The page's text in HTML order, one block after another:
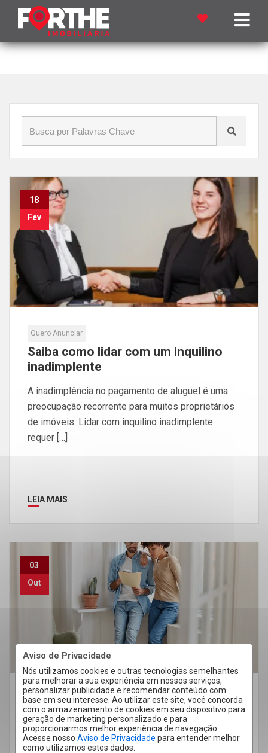
Início»Blog » Inquilino
Aviso de Privacidade
Nós utilizamos cookies e outras tecnologias semelhantes
para melhorar a sua experiência em nossos serviços,
personalizar publicidade e recomendar conteúdo com
base em seu interesse. Ao utilizar este site, você concorda
com o armazenamento de cookies em seu dispositivo para
geração de marketing personalizado e para
proporcionarmos melhor experiência de navegação.
Acesse nosso Aviso de Privacidade para entender melhor
como utilizamos estes dados.
18
Fev
Quero Anunciar
Saiba como lidar com um inquilino
inadimplente
A inadimplência no pagamento de aluguel é uma
preocupação recorrente para muitos proprietários
de imóveis. Lidar com inquilino inadimplente
requer […]
LEIA MAIS
03
Out
Quero Alugar Quero Anunciar
Quando o proprietário pode pedir o
imóvel alugado de volta?